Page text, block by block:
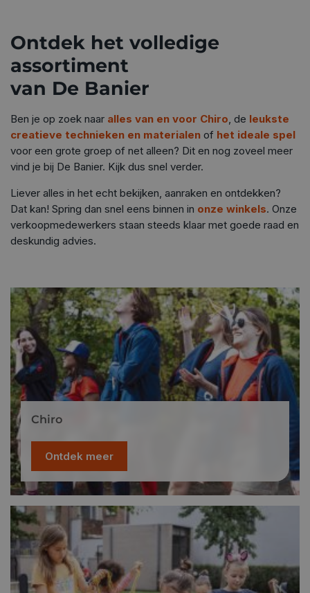
Ontdek het volledige
assortiment
van De Banier
Ben je op zoek naar alles van en voor Chiro, de leukste
creatieve technieken en materialen of het ideale spel
voor een grote groep of net alleen? Dit en nog zoveel meer
vind je bij De Banier. Kijk dus snel verder.
Liever alles in het echt bekijken, aanraken en ontdekken?
Dat kan! Spring dan snel eens binnen in onze winkels. Onze
verkoopmedewerkers staan steeds klaar met goede raad en
deskundig advies.
Chiro
Ontdek meer